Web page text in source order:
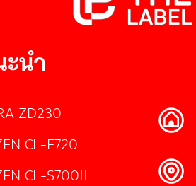
นำ
ZD230
CL-E720
CL-S700II